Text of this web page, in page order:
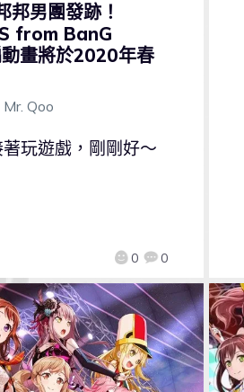
邦男團發跡！
from BanG
畫將於2020年春
Mr. Qoo
0 0
玩遊戲，剛剛好～